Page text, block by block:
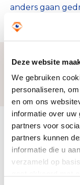
Deze website
We gebruiken
personaliseren,
en om ons
informatie over uw
partners voor
partners kunnen
informatie die u
verzameld op
anders gaan
op de wereld.
Zo
€